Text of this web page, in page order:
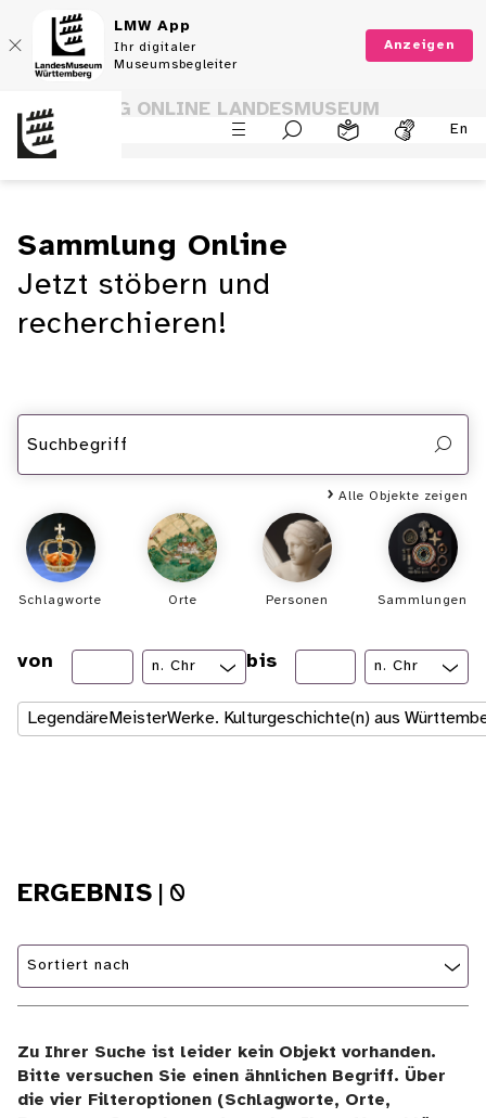
LMW App
Ihr digitaler
Museumsbegleiter
Anzeigen
En
SAMMLUNG ONLINE LANDESMUSEUM
WÜRTTEMBERG
Sammlung Online
Jetzt stöbern und
recherchieren!
Alle Objekte zeigen
Schlagworte Orte Personen Sammlungen
von bis
LegendäreMeisterWerke. Kulturgeschichte(n) aus
ERGEBNIS 0
Zu Ihrer Suche ist leider kein Objekt vorhanden.
Bitte versuchen Sie einen ähnlichen Begriff. Über
die vier Filteroptionen (Schlagworte, Orte,